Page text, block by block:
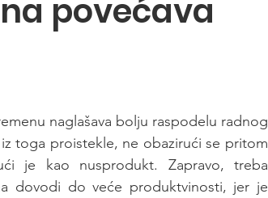
English
povećava
naglašava bolju raspodelu radnog
toga proistekle, ne obazirući se pritom
je kao nusprodukt. Zapravo, treba
dovodi do veće produktvinosti, jer je